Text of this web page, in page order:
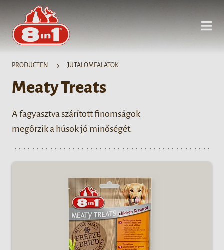
PRODUCTEN JUTALOMFALATOK
Meaty Treats
A fagyasztva szárított finomságok
megőrzik a húsok jó minőségét.